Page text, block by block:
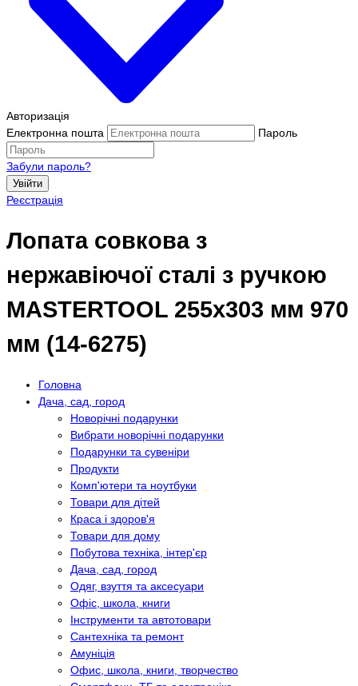
Авторизація
Електронна пошта
Пароль
Забули пароль?
Увійти
Реєстрація
Лопата совкова з
нержавіючої сталі з ручкою
MASTERTOOL 255х303 мм 970
мм (14-6275)
Головна
Дача, сад, город
Новорічні подарунки
Вибрати новорічні подарунки
Подарунки та сувеніри
Продукти
Комп'ютери та ноутбуки
Товари для дітей
Краса і здоров'я
Товари для дому
Побутова техніка, інтер'єр
Дача, сад, город
Одяг, взуття та аксесуари
Офіс, школа, книги
Інструменти та автотовари
Сантехніка та ремонт
Амуніція
Офис, школа, книги, творчество